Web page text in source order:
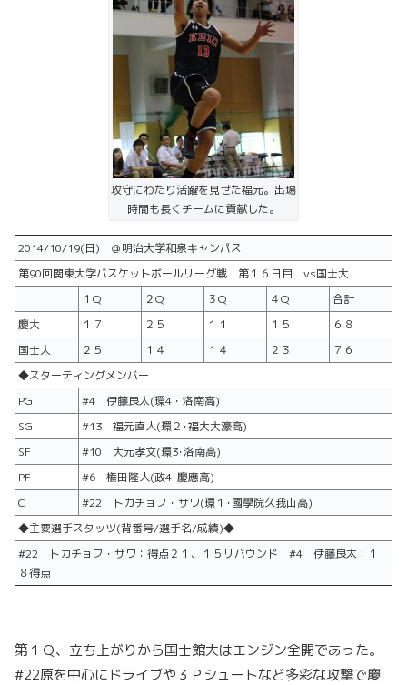
攻守にわたり活躍を見せた福元。出場
時間も長くチームに貢献した。
2014/10/19(日) ＠明治大学和泉キャンパス
第90回関東大学バスケットボールリーグ戦 第１６日目 vs国士大
１Q
２Q ３Q ４Q
合計
慶大
１７ ２５ １１ １５
６８
国士大
２５ １４ １４ ２３
７６
◆スターティングメンバー
PG
#4 伊藤良太(環4・洛南高)
SG
#13 福元直人(環２･福大大濠高)
SF
#10 大元孝文(環3･洛南高)
PF
#6 権田隆人(政4･慶應高)
C
#22 トカチョフ・サワ(環１･國學院久我山高)
◆主要選手スタッツ(背番号/選手名/成績)◆
#22 トカチョフ・サワ：得点２１、１５リバウンド #4 伊藤良太：１
８得点
第１Ｑ、立ち上がりから国士館大はエンジン全開であった。
#22原を中心にドライブや３Ｐシュートなど多彩な攻撃で慶